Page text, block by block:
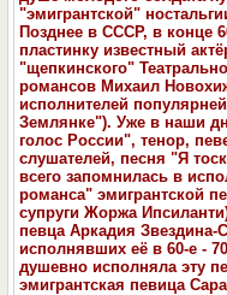
"эмигрантской"
Позднее в СССР, в конце
пластинку известный
"щепкинского"
романсов Михаил
исполнителей
Землянке"). Уже в наши
голос России", тенор,
слушателей, песня "Я
всего запомнилась в
романса" эмигрантской
супруги Жоржа
певца Аркадия Звездина-
исполнявших её в 60-е -
душевно исполняла эту
эмигрантская певица